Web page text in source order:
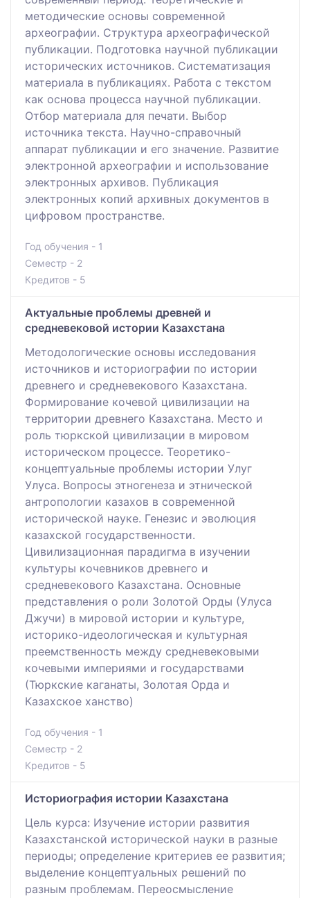
методические основы современной
археографии. Структура археографической
публикации. Подготовка научной публикации
исторических источников. Систематизация
материала в публикациях. Работа с текстом
как основа процесса научной публикации.
Отбор материала для печати. Выбор
источника текста. Научно-справочный
аппарат публикации и его значение. Развитие
электронной археографии и использование
электронных архивов. Публикация
электронных копий архивных документов в
цифровом пространстве.
Год обучения - 1
Семестр - 2
Кредитов - 5
Актуальные проблемы древней и
средневековой истории Казахстана
Методологические основы исследования
источников и историографии по истории
древнего и средневекового Казахстана.
Формирование кочевой цивилизации на
территории древнего Казахстана. Место и
роль тюркской цивилизации в мировом
историческом процессе. Теоретико-
концептуальные проблемы истории Улуг
Улуса. Вопросы этногенеза и этнической
антропологии казахов в современной
исторической науке. Генезис и эволюция
казахской государственности.
Цивилизационная парадигма в изучении
культуры кочевников древнего и
средневекового Казахстана. Основные
представления о роли Золотой Орды (Улуса
Джучи) в мировой истории и культуре,
историко-идеологическая и культурная
преемственность между средневековыми
кочевыми империями и государствами
(Тюркские каганаты, Золотая Орда и
Казахское ханство)
Год обучения - 1
Семестр - 2
Кредитов - 5
Историография истории Казахстана
Цель курса: Изучение истории развития
Казахстанской исторической науки в разные
периоды; определение критериев ее развития;
выделение концептуальных решений по
разным проблемам. Переосмысление